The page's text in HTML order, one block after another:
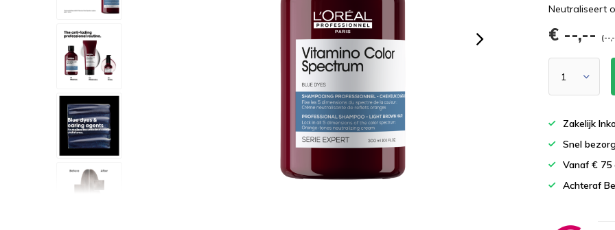
Neutraliseert
€ --,-- (--
Zakelijk
Snel
Vanaf €
Achteraf